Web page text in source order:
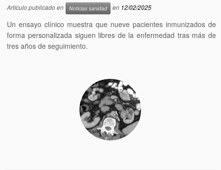
Artículo publicado en Noticias sanidad en 12/02/2025
Un ensayo clínico muestra que nueve pacientes inmunizados de
forma personalizada siguen libres de la enfermedad tras más de
tres años de seguimiento.